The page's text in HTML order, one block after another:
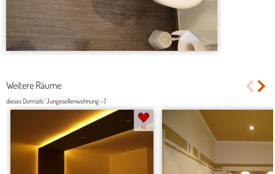
Weitere Räume
dieses Domizils 'Jungesellenwohnung :-)'
42